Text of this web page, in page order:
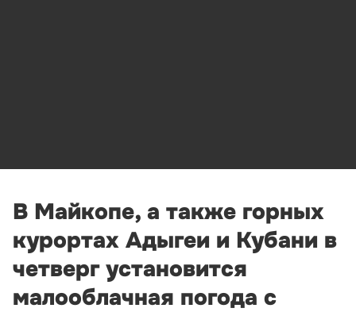
В Майкопе, а также горных
курортах Адыгеи и Кубани в
четверг установится
малооблачная погода с